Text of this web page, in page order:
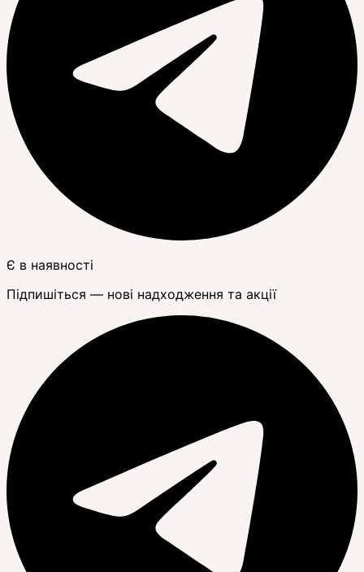
Є в наявності
Підпишіться — нові надходження та акції